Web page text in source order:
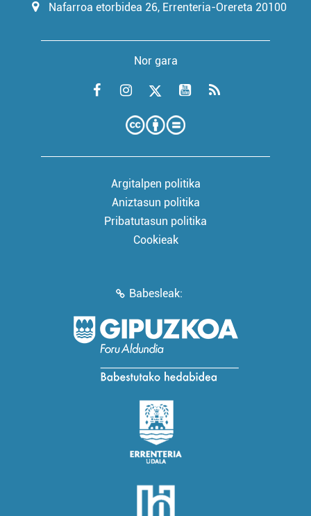
Nafarroa etorbidea 26, Errenteria-Orereta 20100
Nor gara
Argitalpen politika
Aniztasun politika
Pribatutasun politika
Cookieak
Babesleak: